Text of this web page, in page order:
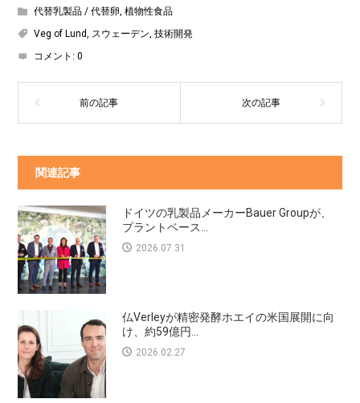
代替乳製品 / 代替卵 ,植物性食品
Veg of Lund
スウェーデン ,技術開発
コメント:0
関連記事
ドイツの乳製品メーカーBauer Groupが、
プラントベース...
2026.07.31
仏Verleyが精密発酵ホエイの米国展開に向
け、約59億円...
2026.02.27